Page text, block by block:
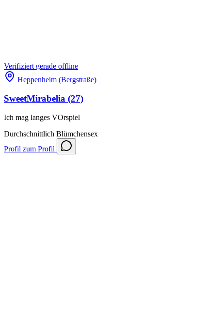
Verifiziert gerade offline
Heppenheim (Bergstraße)
SweetMirabelia (27)
Ich mag langes VOrspiel
Durchschnittlich Blümchensex
Profil zum Profil